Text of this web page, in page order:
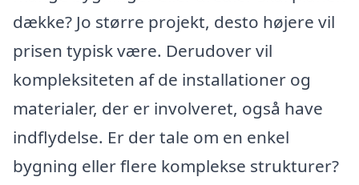
dække? Jo større projekt, desto højere vil
prisen typisk være. Derudover vil
kompleksiteten af de installationer og
materialer, der er involveret, også have
indflydelse. Er der tale om en enkel
bygning eller flere komplekse strukturer?